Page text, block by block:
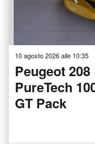
10 agosto 2026 alle 10:35
Peugeot 208
PureTech
GT Pack